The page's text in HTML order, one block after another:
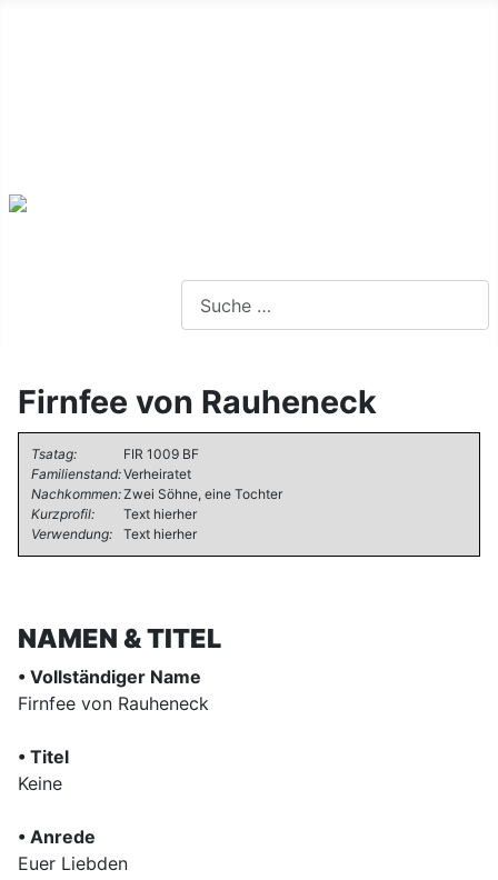
Firnfee von Rauheneck
Tsatag:
FIR 1009 BF
Familienstand:Verheiratet
Nachkommen:Zwei Söhne, eine Tochter
Kurzprofil:
Text hierher
Verwendung:
Text hierher
NAMEN & TITEL
• Vollständiger Name
Firnfee von Rauheneck
• Titel
Keine
• Anrede
Euer Liebden